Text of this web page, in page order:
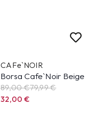
CAFe`NOIR
Borsa Cafe`Noir Beige
89,00 €79,99€
32,00€